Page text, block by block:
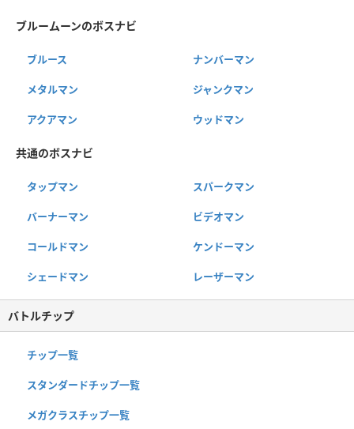
ブルームーンのボスナビ
ブルース ナンバーマン
メタルマン ジャンクマン
アクアマン ウッドマン
共通のボスナビ
タップマン スパークマン
バーナーマン ビデオマン
コールドマン ケンドーマン
シェードマン レーザーマン
バトルチップ
チップ一覧
スタンダードチップ一覧
メガクラスチップ一覧